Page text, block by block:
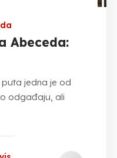
Abeceda:
jedna je od
odgađaju, ali